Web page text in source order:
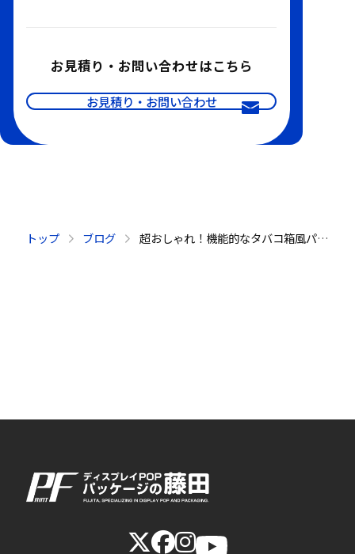
お見積り・お問い合わせはこちら
お見積り・お問い合わせ
トップ ブログ 超おしゃれ！機能的なタバコ箱風パッケージ